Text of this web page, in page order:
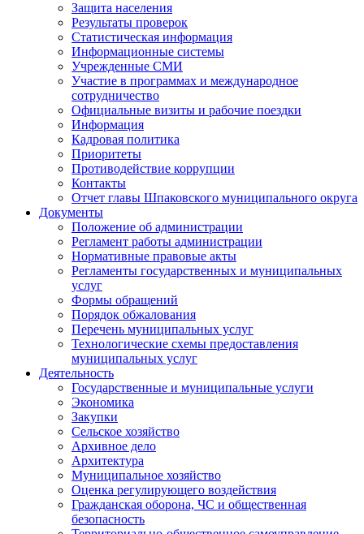
Защита населения
Результаты проверок
Статистическая информация
Информационные системы
Учрежденные СМИ
Участие в программах и международное
сотрудничество
Официальные визиты и рабочие поездки
Информация
Кадровая политика
Приоритеты
Противодействие коррупции
Контакты
Отчет главы Шпаковского муниципального округа
Документы
Положение об администрации
Регламент работы администрации
Нормативные правовые акты
Регламенты государственных и муниципальных
услуг
Формы обращений
Порядок обжалования
Перечень муниципальных услуг
Технологические схемы предоставления
муниципальных услуг
Деятельность
Государственные и муниципальные услуги
Экономика
Закупки
Сельское хозяйство
Архивное дело
Архитектура
Муниципальное хозяйство
Оценка регулирующего воздействия
Гражданская оборона, ЧС и общественная
безопасность